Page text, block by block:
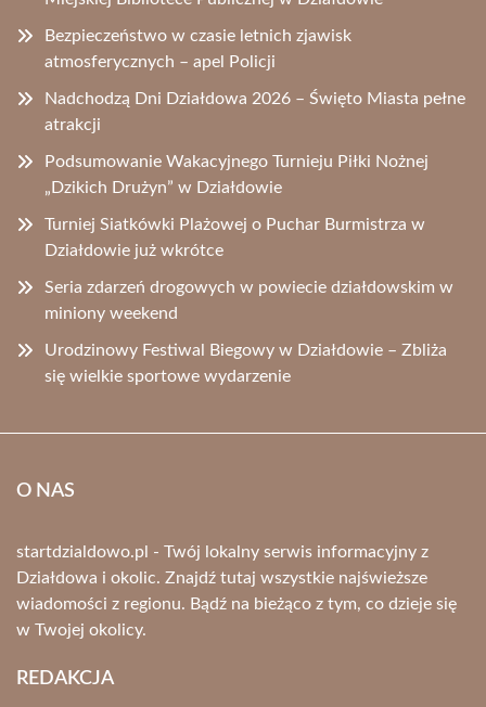
Bezpieczeństwo w czasie letnich zjawisk
atmosferycznych – apel Policji
Nadchodzą Dni Działdowa 2026 – Święto Miasta pełne
atrakcji
Podsumowanie Wakacyjnego Turnieju Piłki Nożnej
„Dzikich Drużyn” w Działdowie
Turniej Siatkówki Plażowej o Puchar Burmistrza w
Działdowie już wkrótce
Seria zdarzeń drogowych w powiecie działdowskim w
miniony weekend
Urodzinowy Festiwal Biegowy w Działdowie – Zbliża
się wielkie sportowe wydarzenie
O NAS
startdzialdowo.pl - Twój lokalny serwis informacyjny z
Działdowa i okolic. Znajdź tutaj wszystkie najświeższe
wiadomości z regionu. Bądź na bieżąco z tym, co dzieje się
w Twojej okolicy.
REDAKCJA